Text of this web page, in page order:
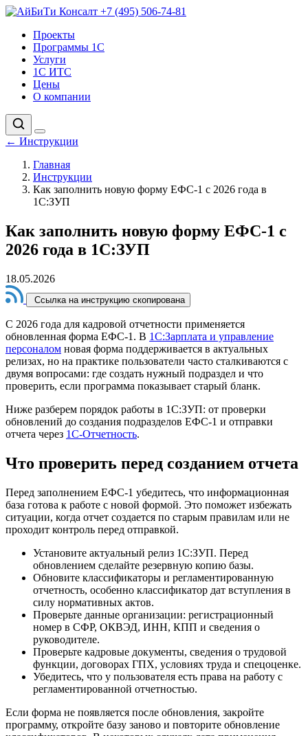
+7 (495) 506-74-81
Проекты
Программы 1С
Услуги
1С ИТС
Цены
О компании
← Инструкции
Главная
Инструкции
Как заполнить новую форму ЕФС-1 с 2026 года в
1С:ЗУП
Как заполнить новую форму ЕФС-1 с
2026 года в 1С:ЗУП
18.05.2026
Ссылка на инструкцию скопирована
С 2026 года для кадровой отчетности применяется
обновленная форма ЕФС-1. В 1С:Зарплата и управление
персоналом новая форма поддерживается в актуальных
релизах, но на практике пользователи часто сталкиваются с
двумя вопросами: где создать нужный подраздел и что
проверить, если программа показывает старый бланк.
Ниже разберем порядок работы в 1С:ЗУП: от проверки
обновлений до создания подразделов ЕФС-1 и отправки
отчета через 1С-Отчетность.
Что проверить перед созданием отчета
Перед заполнением ЕФС-1 убедитесь, что информационная
база готова к работе с новой формой. Это поможет избежать
ситуации, когда отчет создается по старым правилам или не
проходит контроль перед отправкой.
Установите актуальный релиз 1С:ЗУП. Перед
обновлением сделайте резервную копию базы.
Обновите классификаторы и регламентированную
отчетность, особенно классификатор дат вступления в
силу нормативных актов.
Проверьте данные организации: регистрационный
номер в СФР, ОКВЭД, ИНН, КПП и сведения о
руководителе.
Проверьте кадровые документы, сведения о трудовой
функции, договорах ГПХ, условиях труда и спецоценке.
Убедитесь, что у пользователя есть права на работу с
регламентированной отчетностью.
Если форма не появляется после обновления, закройте
программу, откройте базу заново и повторите обновление